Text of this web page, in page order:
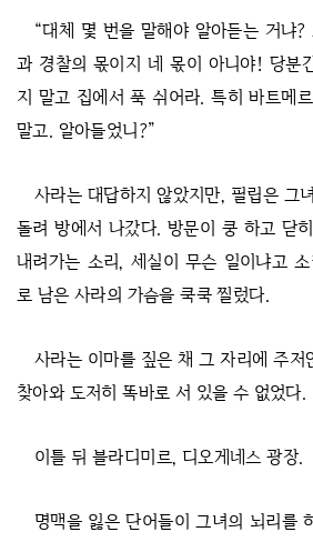
“대체 몇 번을 말해야 알아듣는 거냐
과 경찰의 몫이지 네 몫이 아니야! 당분
지 말고 집에서 푹 쉬어라. 특히 바트메
말고. 알아들었니?”
사라는 대답하지 않았지만, 필립은 그
돌려 방에서 나갔다. 방문이 쿵 하고 닫
내려가는 소리, 세실이 무슨 일이냐고
로 남은 사라의 가슴을 쿡쿡 찔렀다.
사라는 이마를 짚은 채 그 자리에 주저
찾아와 도저히 똑바로 서 있을 수 없었다.
이틀 뒤 블라디미르, 디오게네스 광장.
명맥을 잃은 단어들이 그녀의 뇌리를